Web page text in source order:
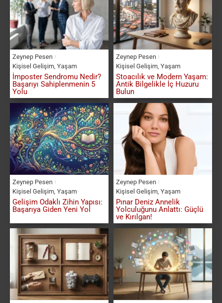
Zeynep Pesen
Kişisel Gelişim, Yaşam
İmposter Sendromu Nedir?
Başarıyı Sahiplenmenin 5
Yolu
Zeynep Pesen
Kişisel Gelişim, Yaşam
Stoacılık ve Modern Yaşam:
Antik Bilgelikle İç Huzuru
Bulun
Zeynep Pesen
Kişisel Gelişim, Yaşam
Gelişim Odaklı Zihin Yapısı:
Başarıya Giden Yeni Yol
Zeynep Pesen
Kişisel Gelişim, Yaşam
Pınar Deniz Annelik
Yolculuğunu Anlattı: Güçlü
ve Kırılgan!